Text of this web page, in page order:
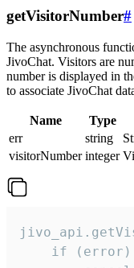
getVisitorNumber#
The asynchronous
JivoChat. Visitors are
number is displayed in
to associate JivoChat
Name Type
err
string
visitorNumber integer
if (error)